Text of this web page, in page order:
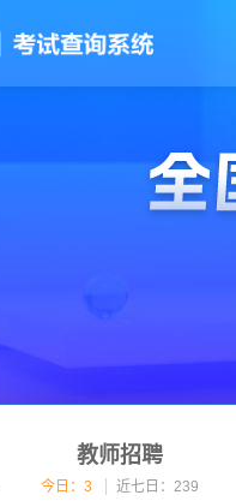
教师招聘
今日：3 近七日：239